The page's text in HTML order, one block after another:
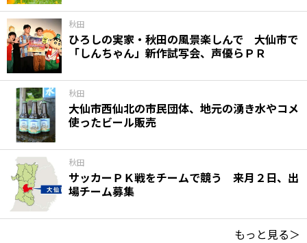
秋田
ひろしの実家・秋田の風景楽しんで 大仙市で
「しんちゃん」新作試写会、声優らＰＲ
秋田
大仙市西仙北の市民団体、地元の湧き水やコメ
使ったビール販売
秋田
サッカーＰＫ戦をチームで競う 来月２日、出
場チーム募集
もっと見る＞